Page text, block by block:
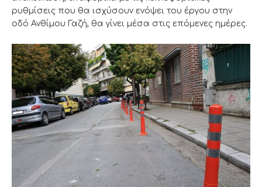
ρυθμίσεις που θα ισχύσουν ενόψει του έργου στην
οδό Ανθίμου Γαζή, θα γίνει μέσα στις επόμενες ημέρες.